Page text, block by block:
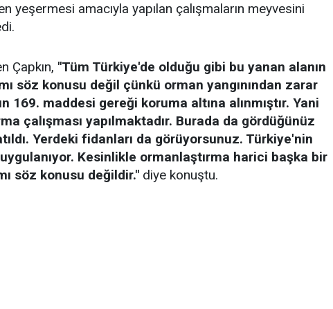
yeşermesi amacıyla yapılan çalışmaların meyvesini
Çapkın, "Tüm Türkiye'de olduğu gibi bu yanan alanın
söz konusu değil çünkü orman yangınından zarar
169. maddesi gereği koruma altına alınmıştır. Yani
çalışması yapılmaktadır. Burada da gördüğünüz
Yerdeki fidanları da görüyorsunuz. Türkiye'nin
Kesinlikle ormanlaştırma harici başka bir
söz konusu değildir." diye konuştu.